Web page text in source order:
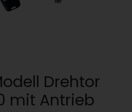
Drehtor
mit Antrieb